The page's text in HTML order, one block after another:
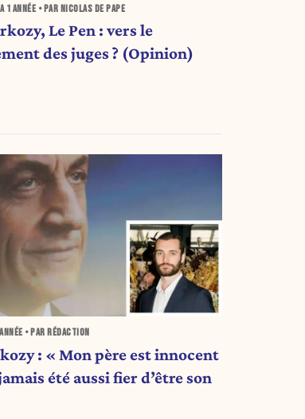
1 ANNÉE • PAR NICOLAS DE PAPE
Le Pen : vers le
des juges ? (Opinion)
• PAR RÉDACTION
: « Mon père est innocent
été aussi fier d’être son